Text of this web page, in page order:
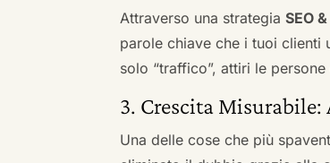
Attraverso una strategiaSEO
parole chiave che i tuoi clienti
solo “traffico”, attiri le
3. Crescita Misurabile:
Una delle cose che più